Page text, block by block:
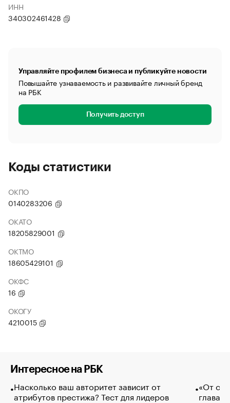
ИНН
340302461428
Управляйте профилем бизнеса и публикуйте новости
Повышайте узнаваемость и развивайте личный бренд
на РБК
Получить доступ
Коды статистики
ОКПО
0140283206
ОКАТО
18205829001
ОКТМО
18605429101
ОКФС
16
ОКОГУ
4210015
Интересное на РБК
Насколько ваш авторитет зависит от
атрибутов престижа? Тест для лидеров
«От
глава